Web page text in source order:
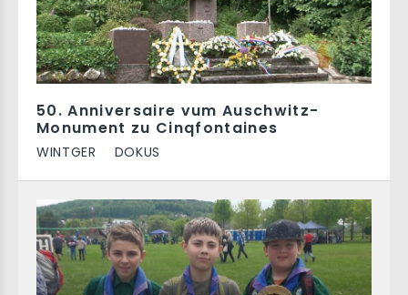
50. Anniversaire vum Auschwitz-
Monument zu Cinqfontaines
WINTGER DOKUS